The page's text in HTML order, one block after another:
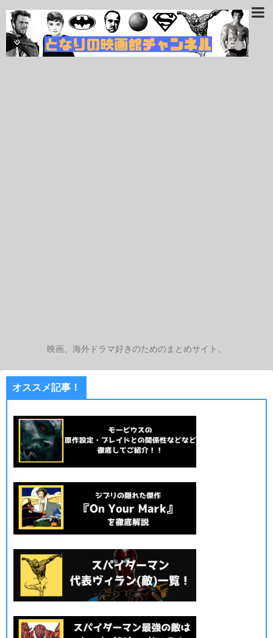
映画、海外ドラマ好きのためのまとめサイト。
オススメ記事！